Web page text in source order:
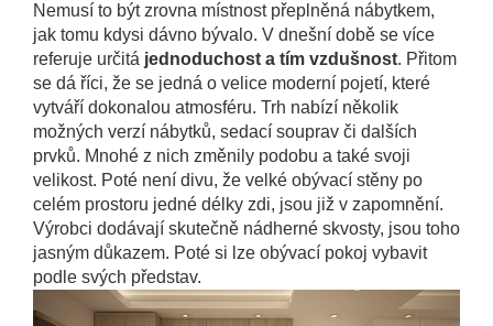
Nemusí to být zrovna místnost přeplněná nábytkem,
jak tomu kdysi dávno bývalo. V dnešní době se více
referuje určitá jednoduchost a tím vzdušnost. Přitom
se dá říci, že se jedná o velice moderní pojetí, které
vytváří dokonalou atmosféru. Trh nabízí několik
možných verzí nábytků, sedací souprav či dalších
prvků. Mnohé z nich změnily podobu a také svoji
velikost. Poté není divu, že velké obývací stěny po
celém prostoru jedné délky zdi, jsou již v zapomnění.
Výrobci dodávají skutečně nádherné skvosty, jsou toho
jasným důkazem. Poté si lze obývací pokoj vybavit
podle svých představ.